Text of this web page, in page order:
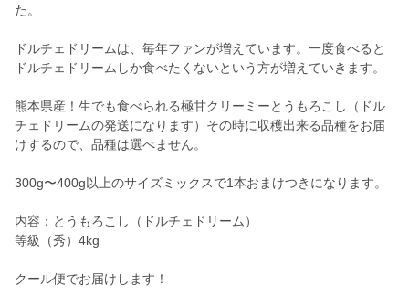
た。
ドルチェドリームは、毎年ファンが増えています。一度食べると
ドルチェドリームしか食べたくないという方が増えていきます。
熊本県産！生でも食べられる極甘クリーミーとうもろこし（ドル
チェドリームの発送になります）その時に収穫出来る品種をお届
けするので、品種は選べません。
300g〜400g以上のサイズミックスで1本おまけつきになります。
内容：とうもろこし（ドルチェドリーム）
等級（秀）4kg
クール便でお届けします！